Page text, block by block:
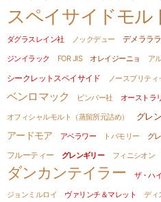
スペイサイドモル
ダグラスレイン社
ノックデュー デメララ
ジンイラック
FOR JIS オレイジーニョ ア
シークレットスペイサイド ノースブリティ
ベンロマック ビンバー社
オーストラ
オフィシャルモルト（蒸留所元詰め）
グレ
アードモア アベラワー トバモリー グ
フルーティー グレンギリー フィニシオン
ダンカンテイラー ザ・ハ
ジョンミルロイ
ヴァリンチ＆マレット ディ